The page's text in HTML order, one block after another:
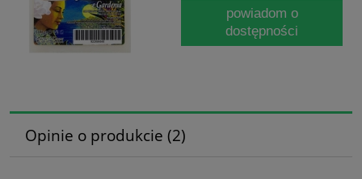
powiadom o
dostępności
Opinie o produkcie (2)